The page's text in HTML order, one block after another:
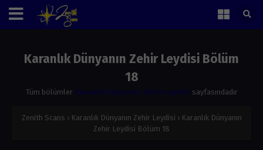
Karanlık Dünyanın Zehir Leydisi Bölüm
18
Tüm bölümler Karanlık Dünyanın Zehir Leydisi sayfasındadır
Zenith Scans › Karanlık Dünyanın Zehir Leydisi › Karanlık Dünyanın
Zehir Leydisi Bölüm 18